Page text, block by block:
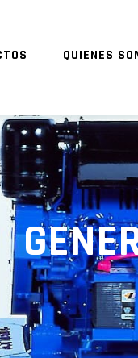
QUIENES